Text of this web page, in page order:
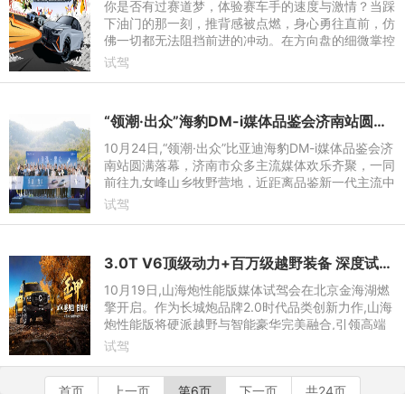
你是否有过赛道梦，体验赛车手的速度与激情？当踩
下油门的那一刻，推背感被点燃，身心勇往直前，仿
佛一切都无法阻挡前进的冲动。在方向盘的细微掌控
与轮胎的疾驰摩擦中，尽显潇洒自如，游刃有余，让
试驾
“领潮·出众”海豹DM-i媒体品鉴会济南站圆满落幕
10月24日,“领潮·出众”比亚迪海豹DM-i媒体品鉴会济
南站圆满落幕，济南市众多主流媒体欢乐齐聚，一同
前往九女峰山乡牧野营地，近距离品鉴新一代主流中
型轿车海豹DM-i的超然实力。同时，打开秋游模
试驾
3.0T V6顶级动力+百万级越野装备 深度试驾户外之王山海炮性能版
10月19日,山海炮性能版媒体试驾会在北京金海湖燃
擎开启。作为长城炮品牌2.0时代品类创新力作,山海
炮性能版将硬派越野与智能豪华完美融合,引领高端
越野皮卡价值再次进阶。试驾期间,山海炮性能版同
试驾
首页 上一页 第6页 下一页 共24页